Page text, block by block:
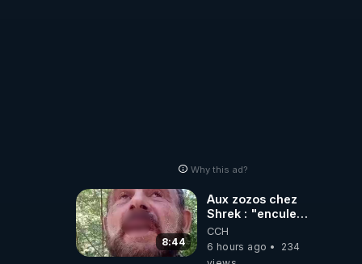
Why this ad?
8:44
Aux zozos chez
Shrek : "encule
toi tout seul
espèce de mal
polish"
CCH
6 hours ago
234